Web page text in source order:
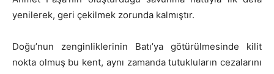
yenilerek, geri çekilmek zorunda kalmıştır.
Doğu’nun zenginliklerinin Batı’ya götürülmesinde kilit
nokta olmuş bu kent, aynı zamanda tutukluların cezalarını